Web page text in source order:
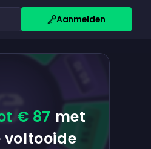
Aanmelden
€ 87 met
voltooide
$5.00
$5.00